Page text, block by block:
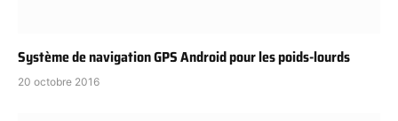
Système de navigation GPS Android pour les poids-lourds
20 octobre 2016